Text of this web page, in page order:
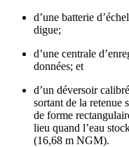
d’une batterie
digue;
d’une centrale
données; et
d’un déversoir
sortant de la retenue
de forme
lieu quand l’eau
(16,68 m NGM).